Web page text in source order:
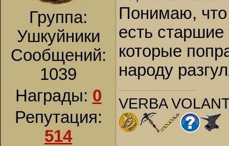
Группа:
Ушкуйники
Сообщений:
1039
Награды: 0
Репутация:
514
Понимаю, что
есть
которые
народу
VERBA